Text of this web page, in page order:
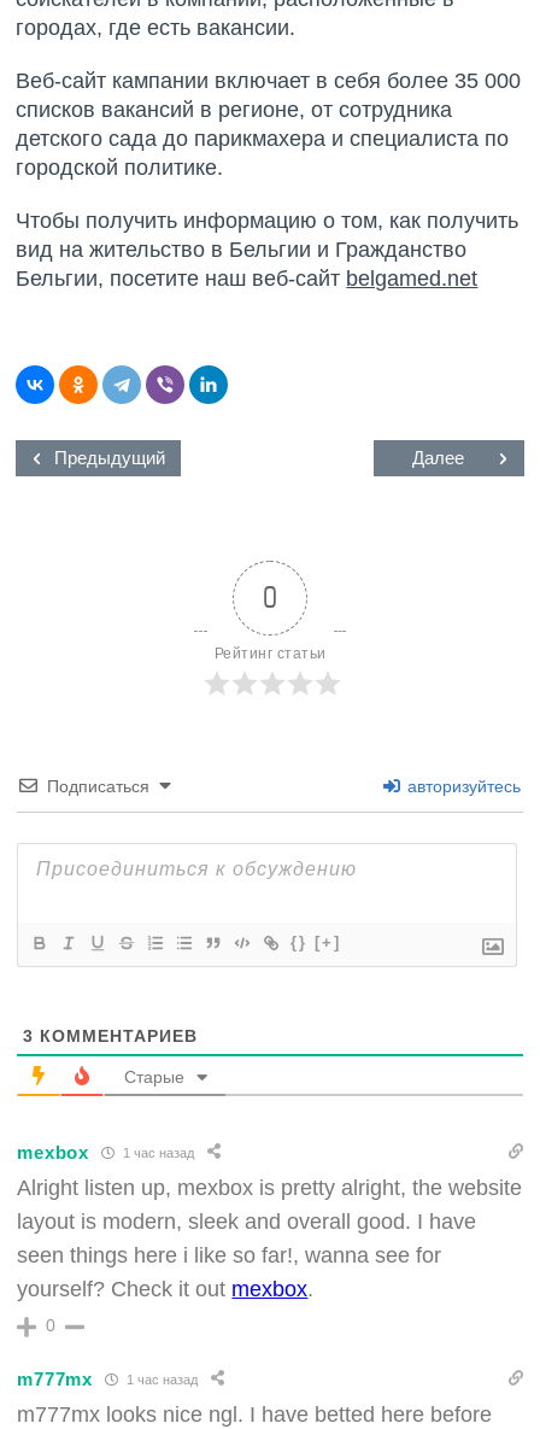
городах, где есть вакансии.
Веб-сайт кампании включает в себя более 35 000
списков вакансий в регионе, от сотрудника
детского сада до парикмахера и специалиста по
городской политике.
Чтобы получить информацию о том, как получить
вид на жительство в Бельгии и Гражданство
Бельгии, посетите наш веб-сайт belgamed.net
Далее
Предыдущий
0
Рейтинг статьи
Подписаться авторизуйтесь
{} [+]
3 КОММЕНТАРИЕВ
Старые
mexbox 1 час назад
Alright listen up, mexbox is pretty alright, the website
layout is modern, sleek and overall good. I have
seen things here i like so far!, wanna see for
yourself? Check it out mexbox.
0
m777mx 1 час назад
m777mx looks nice ngl. I have betted here before